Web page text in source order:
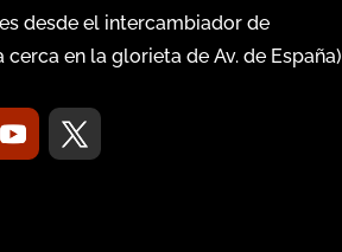
desde el intercambiador de
cerca en la glorieta de Av. de España)